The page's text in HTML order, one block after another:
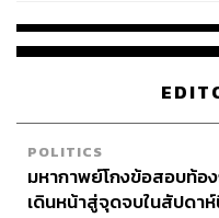
POLITICS
มหากาพย์โกงข้อสอบท้อ
เดินหน้าสู่จุดจบในสัปดา